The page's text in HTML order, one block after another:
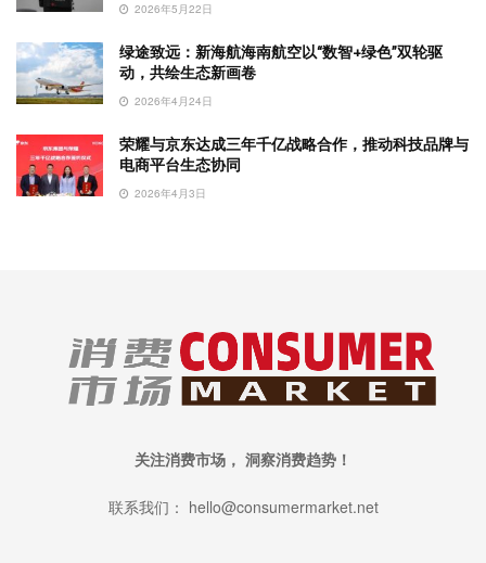
2026年5月22日
绿途致远：新海航海南航空以“数智+绿色”双轮驱
动，共绘生态新画卷
2026年4月24日
荣耀与京东达成三年千亿战略合作，推动科技品牌与
电商平台生态协同
2026年4月3日
关注消费市场， 洞察消费趋势！
联系我们： hello@consumermarket.net